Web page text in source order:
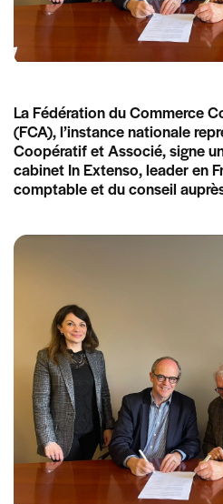
La Fédération du Commerce
(FCA), l’instance nationale
Coopératif et Associé, signe
cabinet In Extenso, leader en
comptable et du conseil